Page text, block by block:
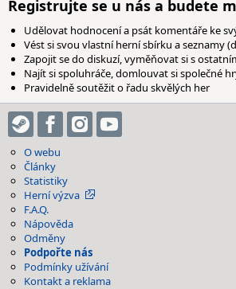
Registrujte se u nás a budete
Udělovat hodnocení a psát komentáře ke
Vést si svou vlastní herní sbírku a seznamy
Zapojit se do diskuzí, vyměňovat si s
Najít si spoluhráče, domlouvat si společné
Pravidelně soutěžit o řadu skvělých her
O webu
Články
Statistiky
Herní výzva
F.A.Q.
Nápověda
Odměny
Podpořte nás
Podmínky užívání
Kontakt a reklama